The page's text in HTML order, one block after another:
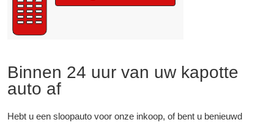
Binnen 24 uur van uw kapotte
auto af
Hebt u een sloopauto voor onze inkoop, of bent u benieuwd